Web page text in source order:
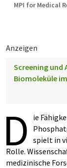
MPI for Medical
Anzeigen
Screening und
Biomoleküle
D ie
spielt in
Rolle.
medizinische